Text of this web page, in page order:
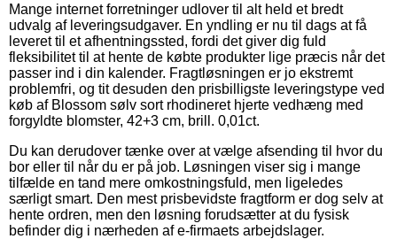
Mange internet forretninger udlover til alt held et bredt
udvalg af leveringsudgaver. En yndling er nu til dags at få
leveret til et afhentningssted, fordi det giver dig fuld
fleksibilitet til at hente de købte produkter lige præcis når det
passer ind i din kalender. Fragtløsningen er jo ekstremt
problemfri, og tit desuden den prisbilligste leveringstype ved
køb af Blossom sølv sort rhodineret hjerte vedhæng med
forgyldte blomster, 42+3 cm, brill. 0,01ct.
Du kan derudover tænke over at vælge afsending til hvor du
bor eller til når du er på job. Løsningen viser sig i mange
tilfælde en tand mere omkostningsfuld, men ligeledes
særligt smart. Den mest prisbevidste fragtform er dog selv at
hente ordren, men den løsning forudsætter at du fysisk
befinder dig i nærheden af e-firmaets arbejdslager.